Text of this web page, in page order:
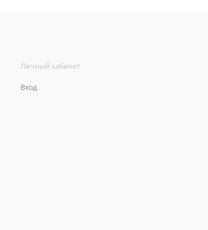
Личный кабинет
Вход